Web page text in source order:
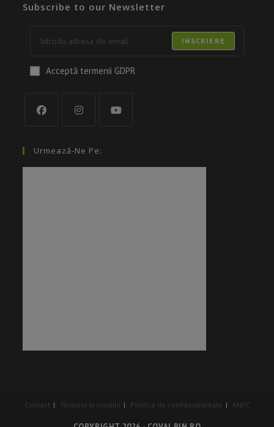
Subscribe to our Newsletter
INSCRIERE
Acceptă termenii GDPR
Urmează-Ne Pe:
Contact Termeni si conditii Politica de confidentialitate ANPC